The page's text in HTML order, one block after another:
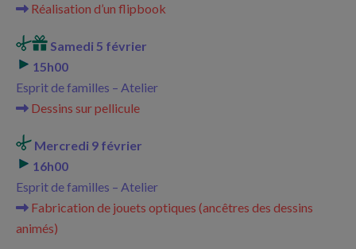
Réalisation d’un flipbook
Samedi 5 février
15h00
Esprit de familles – Atelier
Dessins sur pellicule
Mercredi 9 février
16h00
Esprit de familles – Atelier
Fabrication de jouets optiques (ancêtres des dessins
animés)